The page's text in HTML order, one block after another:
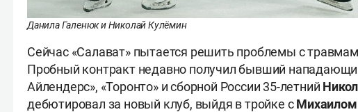
Данила Галенюк и Николай Кулёмин
Сейчас «Салават» пытается решить проблемы с
Пробный контракт недавно получил бывший
Айлендерс», «Торонто» и сборной России 35-летний
дебютировал за новый клуб, выйдя в тройке с